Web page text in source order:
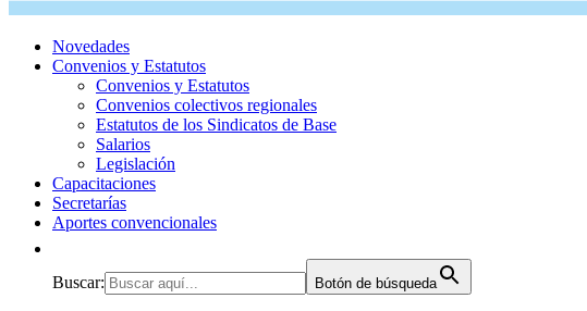
Novedades
Convenios y Estatutos
Convenios y Estatutos
Convenios colectivos regionales
Estatutos de los Sindicatos de Base
Salarios
Legislación
Capacitaciones
Secretarías
Aportes convencionales
Buscar: Botón de búsqueda